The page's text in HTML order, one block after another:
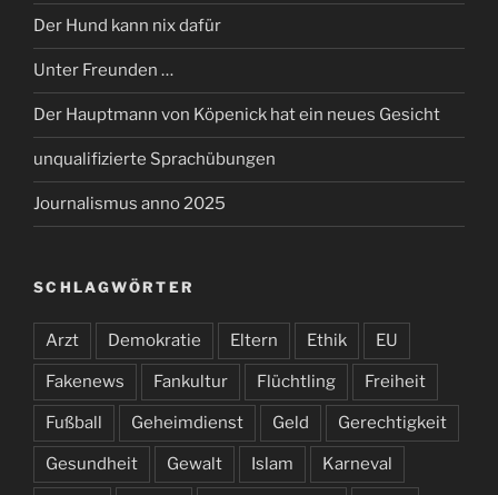
Der Hund kann nix dafür
Unter Freunden …
Der Hauptmann von Köpenick hat ein neues Gesicht
unqualifizierte Sprachübungen
Journalismus anno 2025
SCHLAGWÖRTER
Arzt Demokratie Eltern Ethik EU
Fakenews Fankultur Flüchtling Freiheit
Fußball Geheimdienst Geld Gerechtigkeit
Gesundheit Gewalt Islam Karneval